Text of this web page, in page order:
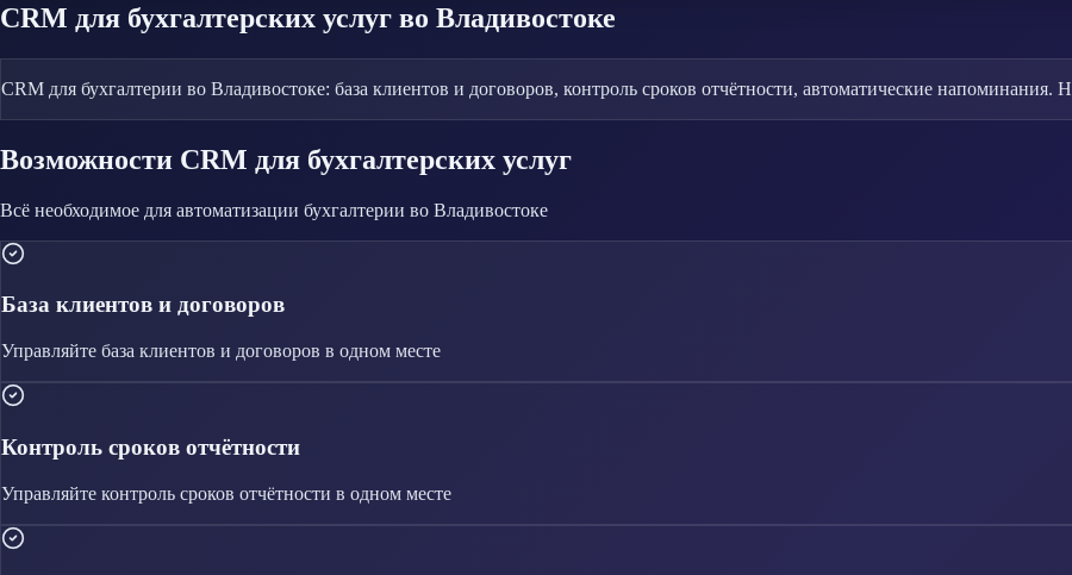
CRM для бухгалтерских услуг во Владивостоке
CRM для бухгалтерии во Владивостоке: база клиентов и договоров, контроль сроков отчётности, автоматические
Возможности CRM для бухгалтерских услуг
Всё необходимое для автоматизации бухгалтерии во Владивостоке
База клиентов и договоров
Управляйте база клиентов и договоров в одном месте
Контроль сроков отчётности
Управляйте контроль сроков отчётности в одном месте